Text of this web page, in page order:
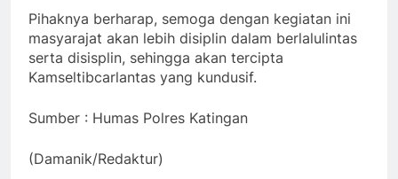
Pihaknya berharap, semoga dengan kegiatan ini
masyarajat akan lebih disiplin dalam berlalulintas
serta disisplin, sehingga akan tercipta
Kamseltibcarlantas yang kundusif.
Sumber : Humas Polres Katingan
(Damanik/Redaktur)